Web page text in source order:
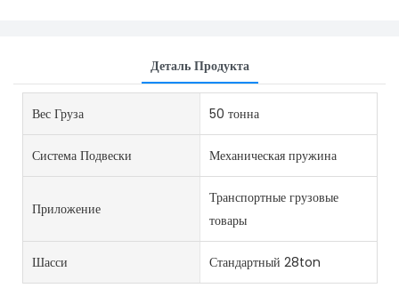
Деталь Продукта
Вес Груза 50 тонна
Система Подвески Механическая пружина
Приложение
Транспортные грузовые
товары
Шасси Стандартный 28ton